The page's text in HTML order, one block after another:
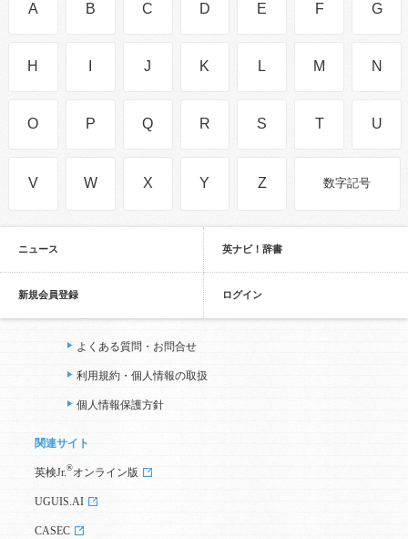
A B C D E F G
H J K L M N
O P Q R S T U
V W X Y Z 数字記号
ニュース 英ナビ！辞書
新規会員登録 ログイン
よくある質問・お問合せ
利用規約・個人情報の取扱
個人情報保護方針
関連サイト
英検Jr. ®オンライン版
UGUIS.AI
CASEC